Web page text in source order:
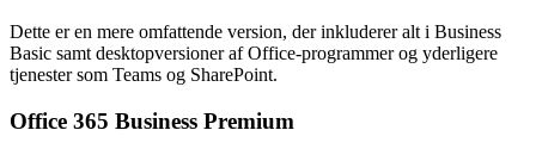
Dette er en mere omfattende version, der inkluderer alt i Business
Basic samt desktopversioner af Office-programmer og yderligere
tjenester som Teams og SharePoint.
Office 365 Business Premium